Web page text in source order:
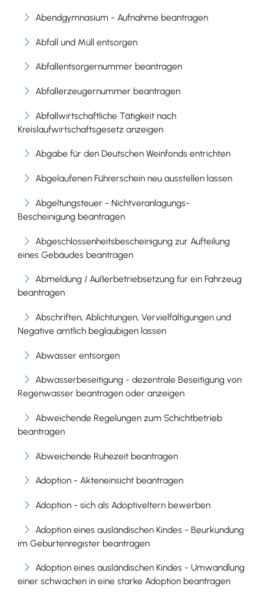
Abendgymnasium - Aufnahme beantragen
Abfall und Müll entsorgen
Abfallentsorgernummer beantragen
Abfallerzeugernummer beantragen
Abfallwirtschaftliche Tätigkeit nach
Kreislaufwirtschaftsgesetz anzeigen
Abgabe für den Deutschen Weinfonds entrichten
Abgelaufenen Führerschein neu ausstellen lassen
Abgeltungsteuer - Nichtveranlagungs-
Bescheinigung beantragen
Abgeschlossenheitsbescheinigung zur Aufteilung
eines Gebäudes beantragen
Abmeldung / Außerbetriebsetzung für ein Fahrzeug
beantragen
Abschriften, Ablichtungen, Vervielfältigungen und
Negative amtlich beglaubigen lassen
Abwasser entsorgen
Abwasserbeseitigung - dezentrale Beseitigung von
Regenwasser beantragen oder anzeigen
Abweichende Regelungen zum Schichtbetrieb
beantragen
Abweichende Ruhezeit beantragen
Adoption - Akteneinsicht beantragen
Adoption - sich als Adoptiveltern bewerben
Adoption eines ausländischen Kindes - Beurkundung
im Geburtenregister beantragen
Adoption eines ausländischen Kindes - Umwandlung
einer schwachen in eine starke Adoption beantragen